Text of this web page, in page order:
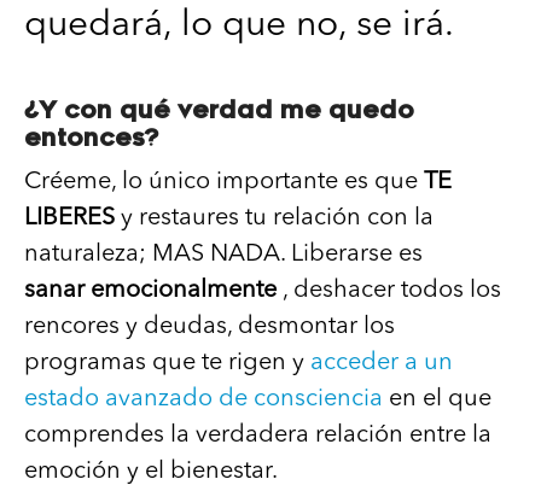
quedará, lo que no, se irá.
¿Y con qué verdad me quedo
entonces?
Créeme, lo único importante es que TE
LIBERES y restaures tu relación con la
naturaleza; MAS NADA. Liberarse es
sanar emocionalmente, deshacer todos los
rencores y deudas, desmontar los
programas que te rigen y acceder a un
estado avanzado de consciencia en el que
comprendes la verdadera relación entre la
emoción y el bienestar.